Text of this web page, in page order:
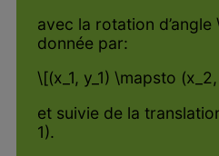
avec la rotation
donnée par:
\[(x_1, y_1) \mapsto
et suivie de la
1).